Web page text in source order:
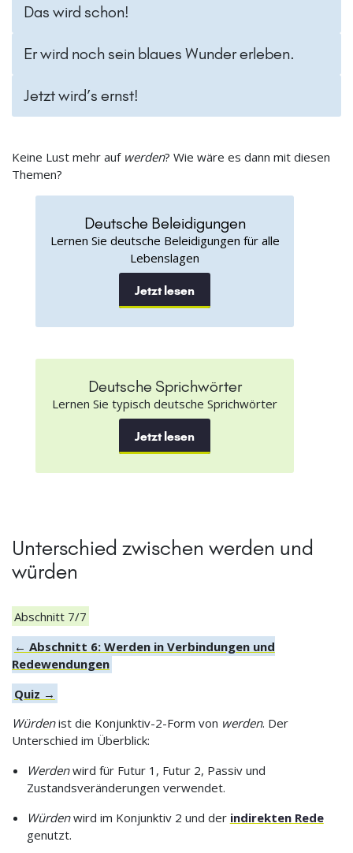
Das wird schon!
Er wird noch sein blaues Wunder erleben.
Jetzt wird’s ernst!
Keine Lust mehr auf werden? Wie wäre es dann mit diesen
Themen?
Deutsche Beleidigungen
Lernen Sie deutsche Beleidigungen für alle
Lebenslagen
Jetzt lesen
Deutsche Sprichwörter
Lernen Sie typisch deutsche Sprichwörter
Jetzt lesen
Unterschied zwischen werden und
würden
Abschnitt 7/7
← Abschnitt 6: Werden in Verbindungen und
Redewendungen
Quiz →
Würdenist die Konjunktiv-2-Form von werden. Der
Unterschied im Überblick:
Werdenwird für Futur 1, Futur 2, Passiv und
Zustandsveränderungen verwendet.
Würdenwird im Konjunktiv 2 und der indirekten Rede
genutzt.